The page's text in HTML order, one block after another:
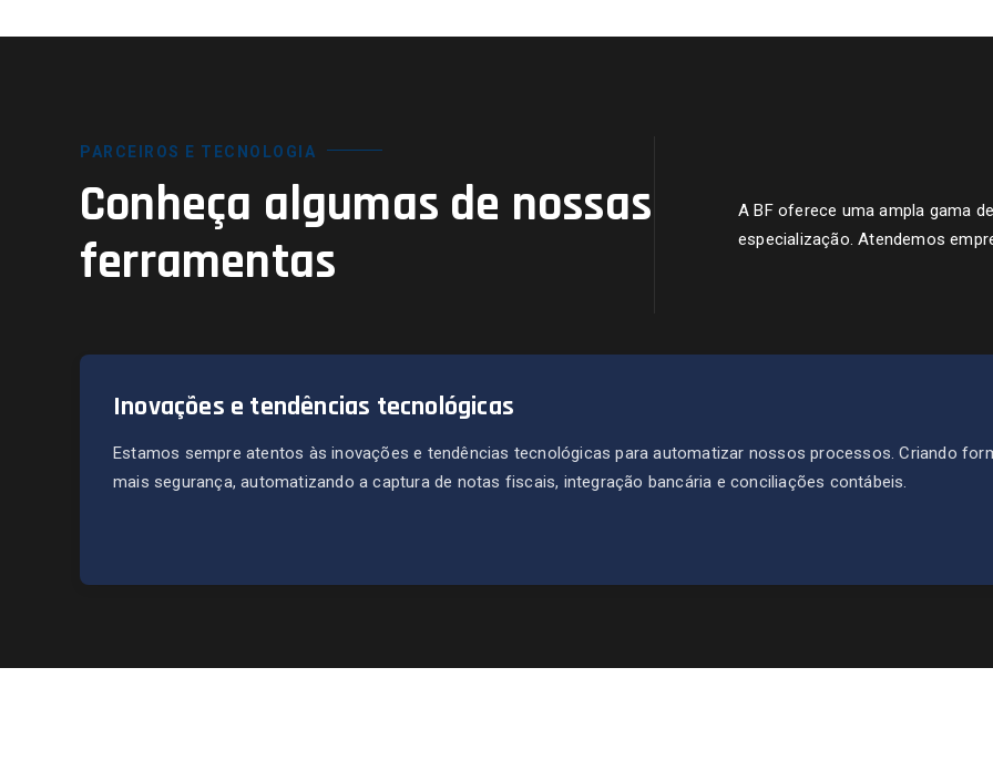
PARCEIROS E TECNOLOGIA
Conheça algumas de nossas
ferramentas
A BF oferece uma ampla gama
especialização. Atendemos
Inovações e tendências tecnológicas
Estamos sempre atentos às inovações e tendências tecnológicas para automatizar nossos processos. Criando
mais segurança, automatizando a captura de notas fiscais, integração bancária e conciliações contábeis.